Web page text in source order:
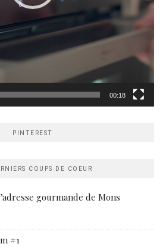
00:18
PINTEREST
COUPS DE COEUR
gourmande de Mons
#1